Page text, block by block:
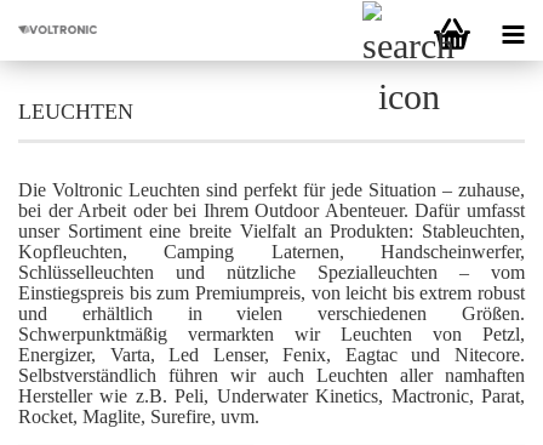
LEUCHTEN
Die Voltronic Leuchten sind perfekt für jede Situation – zuhause,
bei der Arbeit oder bei Ihrem Outdoor Abenteuer. Dafür umfasst
unser Sortiment eine breite Vielfalt an Produkten: Stableuchten,
Kopfleuchten, Camping Laternen, Handscheinwerfer,
Schlüsselleuchten und nützliche Spezialleuchten – vom
Einstiegspreis bis zum Premiumpreis, von leicht bis extrem robust
und erhältlich in vielen verschiedenen Größen.
Schwerpunktmäßig vermarkten wir Leuchten von Petzl,
Energizer, Varta, Led Lenser, Fenix, Eagtac und Nitecore.
Selbstverständlich führen wir auch Leuchten aller namhaften
Hersteller wie z.B. Peli, Underwater Kinetics, Mactronic, Parat,
Rocket, Maglite, Surefire, uvm.